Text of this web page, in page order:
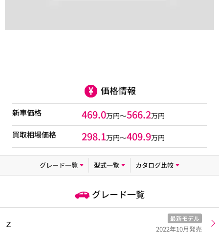
価格情報
新車価格 469.0万円～566.2万円
買取相場価格 298.1万円〜409.9万円
グレード一覧 型式一覧 カタログ比較
グレード一覧
Ｚ
最新モデル
2022年10月発売